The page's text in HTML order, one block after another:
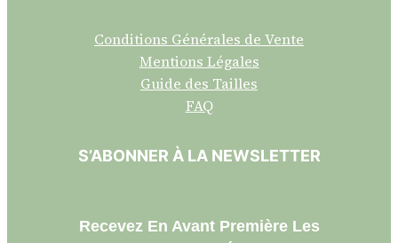
Conditions Générales de Vente
Mentions Légales
Guide des Tailles
FAQ
S’ABONNER À LA NEWSLETTER
Recevez En Avant Première Les